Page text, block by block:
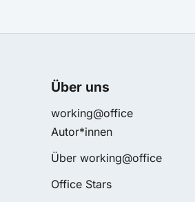
Über uns
working@office
Autor*innen
Über working@office
Office Stars